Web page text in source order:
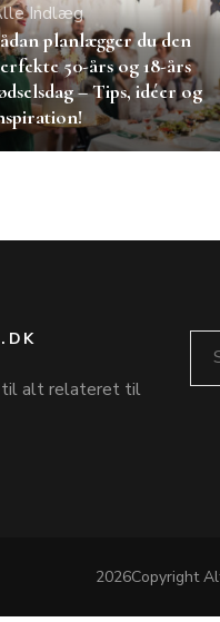
Indlæg
planlægger du den
50-års og 18-års
– Tips, idéer og
til alt relateret til
2026Copyright